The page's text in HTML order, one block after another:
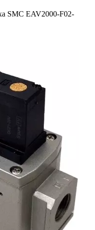
SMC EAV2000-F02-